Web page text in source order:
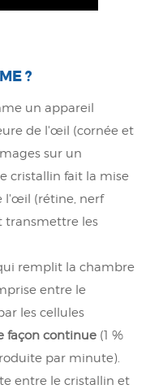
?
un appareil
de l'œil (cornée et
sur un
cristallin fait la mise
l'œil (rétine, nerf
transmettre les
remplit la chambre
entre le
les cellules
façon continue (1 %
par minute).
entre le cristallin et